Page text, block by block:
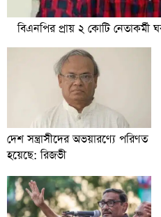
বিএনপির প্রায় ২ কোটি নেতাকর্মী
দেশ সন্ত্রাসীদের অভয়ারণ্যে পরিণত
হয়েছে: রিজভী